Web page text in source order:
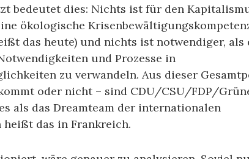
bedeutet dies: Nichts ist für den
ökologische
das heute) und nichts ist notwendiger, als
und Prozesse in
zu verwandeln. Aus dieser
oder nicht – sind CDU/CSU/FDP/
als das Dreamteam der internationalen
das in Frankreich.